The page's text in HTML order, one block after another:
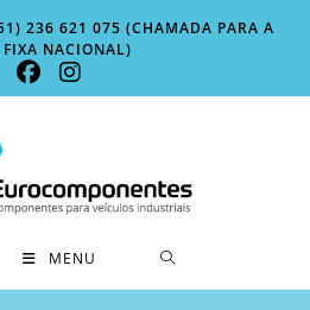
236 621 075 (CHAMADA PARA A
FIXA NACIONAL)
MENU